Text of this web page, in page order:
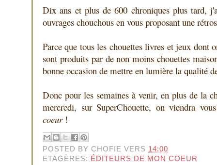
Dix ans et plus de 600 chroniques plus tard,
ouvrages chouchous en vous proposant une
Parce que tous les chouettes livres et jeux dont
sont produits par de non moins chouettes
bonne occasion de mettre en lumière la qualité
Donc pour les semaines à venir, en plus de la
mercredi, sur SuperChouette, on viendra
coeur !
POSTED BY CHOFIE VERS 14:00
ETAGÈRES: ÉDITEURS DE MON COEUR